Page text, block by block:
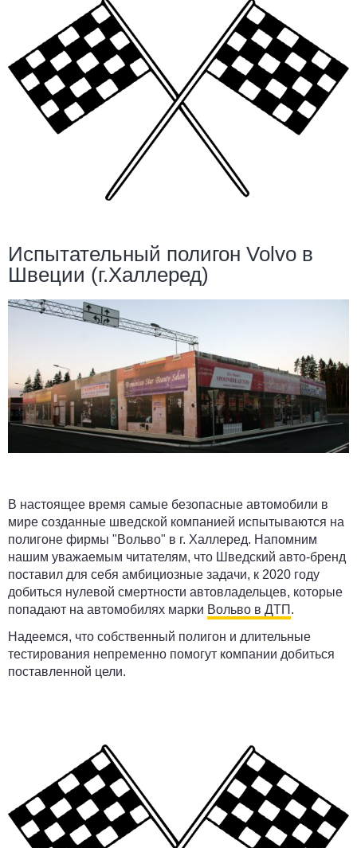
Испытательный полигон Volvo в
Швеции (г.Халлеред)
В настоящее время самые безопасные автомобили в
мире созданные шведской компанией испытываются на
полигоне фирмы "Вольво" в г. Халлеред. Напомним
нашим уважаемым читателям, что Шведский авто-бренд
поставил для себя амбициозные задачи, к 2020 году
добиться нулевой смертности автовладельцев, которые
попадают на автомобилях марки Вольво в ДТП .
Надеемся, что собственный полигон и длительные
тестирования непременно помогут компании добиться
поставленной цели.